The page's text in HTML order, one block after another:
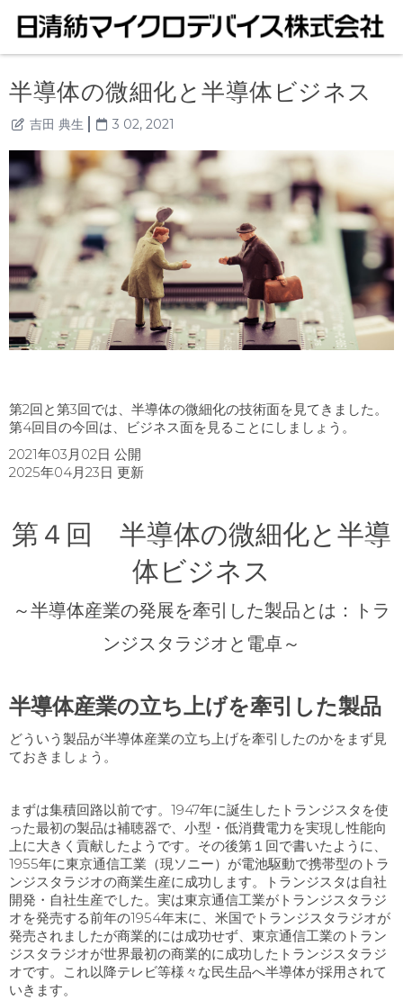
半導体の微細化と半導体ビジネス
吉田 典生 3 02, 2021
第2回と第3回では、半導体の微細化の技術面を見てきました。
第4回目の今回は、ビジネス面を見ることにしましょう。
2021年03月02日 公開
2025年04月23日 更新
第４回 半導体の微細化と半導
体ビジネス
～半導体産業の発展を牽引した製品とは：トラ
ンジスタラジオと電卓～
半導体産業の立ち上げを牽引した製品
どういう製品が半導体産業の立ち上げを牽引したのかをまず見
ておきましょう。
まずは集積回路以前です。 1947年に誕生したトランジスタを使
った最初の製品は補聴器で、小型・低消費電力を実現し性能向
上に大きく貢献したようです。その後第１回で書いたように、
1955年に東京通信工業（現ソニー）が電池駆動で携帯型のトラ
ンジスタラジオの商業生産に成功します。トランジスタは自社
開発・自社生産でした。実は東京通信工業がトランジスタラジ
オを発売する前年の1954年末に、米国でトランジスタラジオが
発売されましたが商業的には成功せず、東京通信工業のトラン
ジスタラジオが世界最初の商業的に成功したトランジスタラジ
オです。これ以降テレビ等様々な民生品へ半導体が採用されて
いきます。